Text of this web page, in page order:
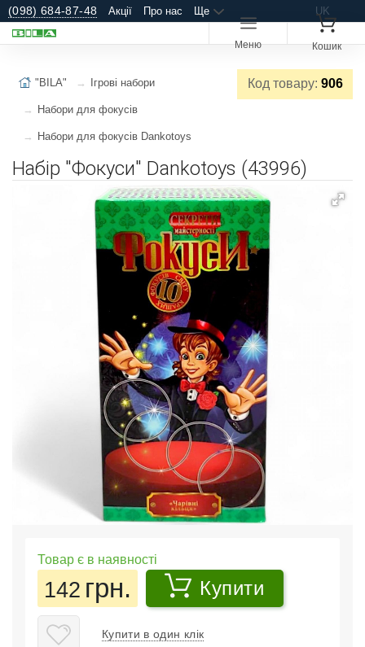
(098) 684-87-48 Акції Про нас Ще UK
Меню Кошик
Код товару: 906
"BILA" Ігрові набори
Набори для фокусів
Набори для фокусів Dankotoys
Набір "Фокуси" Dankotoys (43996)
Товар є в наявності
142 грн. Купити
Купити в один клік